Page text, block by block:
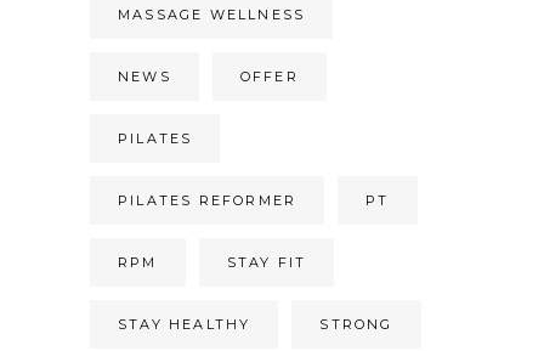
MASSAGE WELLNESS
NEWS OFFER
PILATES
PILATES REFORMER PT
RPM STAY FIT
STAY HEALTHY STRONG